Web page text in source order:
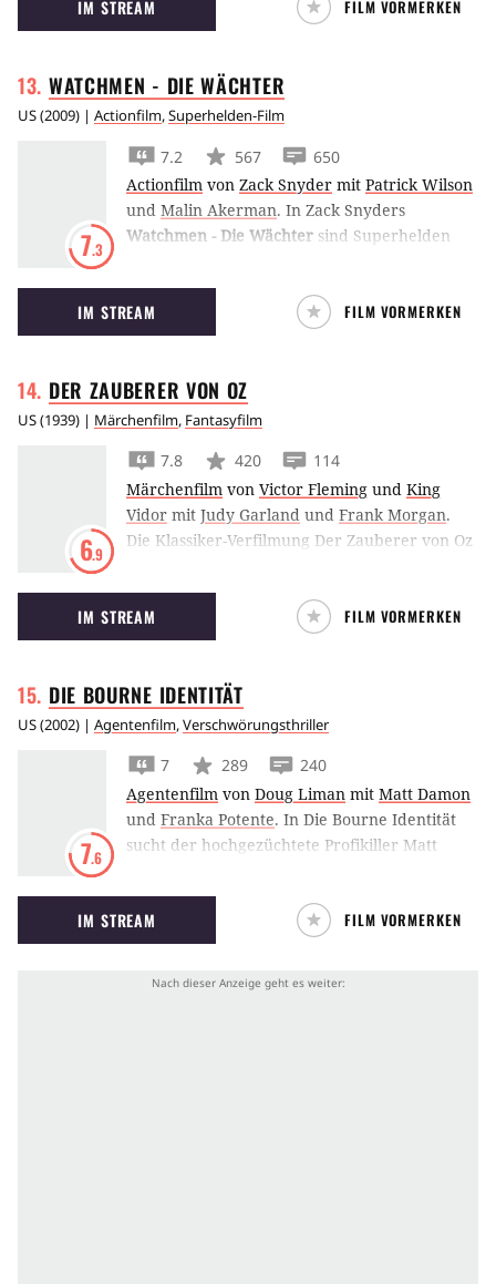
den Mord an seiner Frau zu verhindern.
IM STREAM FILM VORMERKEN
WATCHMEN - DIEWÄCHTER
US(2009) | Actionfilm,Superhelden-Film
7.3
7.2 567
650
Actionfilm von Zack Snyder mit Patrick Wilson
und Malin Akerman. In Zack Snyders
Watchmen - Die Wächter sind Superhelden
zwar auch seiner düsteren Kapitel. Denn wer
bewacht die Wächter?
IM STREAM FILM VORMERKEN
DER ZAUBERER VON OZ
US(1939) | Märchenfilm, Fantasyfilm
6.9
7.8 420
114
Märchenfilm von Victor Fleming und King
Vidor mit Judy Garland und Frank Morgan.
Die Klassiker-Verfilmung Der Zauberer von Oz
kleine Dorothy auf den Weg zum Zauberer
von Oz.
IM STREAM FILM VORMERKEN
DIE BOURNE IDENTITÄT
US(2002) | Agentenfilm,Verschwörungsthriller
7.6
7 289
240
Agentenfilm von Doug Liman mit Matt Damon
und Franka Potente. In Die Bourne Identität
sucht der hochgezüchtete Profikiller Matt
sich dabei mit der CIA an, die ihn lieber tot
sehen will, als dass er dem Gehimnis seiner
Herkunft auf die Spur kommt.
IM STREAM FILM VORMERKEN